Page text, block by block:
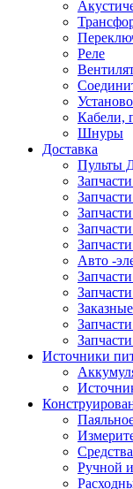
Реле
Кабели,
Шнуры
Доставка
Пульты
Авто -
Источники
Ручной